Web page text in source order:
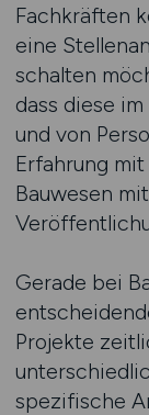
Fachkräften
eine
schalten
dass diese
und von
Erfahrung
Bauwesen
Gerade bei
Projekte
spezifische